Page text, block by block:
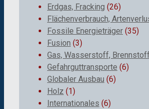
Erdgas, Fracking (26)
Flächenverbrauch,
Fossile Energieträger (35)
Fusion (3)
Gas, Wasserstoff,
Gefahrguttransporte (6)
Globaler Ausbau (6)
Holz (1)
Internationales (6)